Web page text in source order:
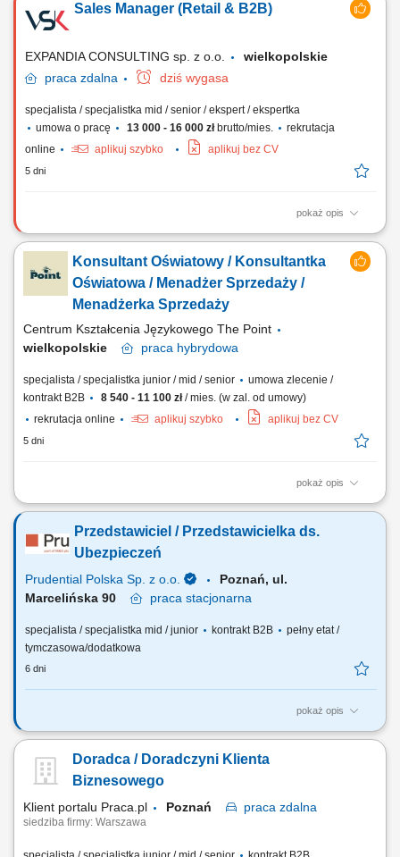
odpowiedzialnych za decyzje zakupowe; Prowadzenie rozmów
handlowych, spotkań oraz negocjacji z klientami; Identyfikacja potrzeb
Sales Manager (Retail & B2B)
EXPANDIA CONSULTING sp. z o.o.
wielkopolskie
praca zdalna dziś wygasa
specjalista / specjalistka mid / senior / ekspert / ekspertka
umowa o pracę
13 000 - 16 000 złbrutto/mies.
rekrutacja
online
aplikuj szybko aplikuj bez CV
5 dni
pokaż opis
Opis stanowiska rozwój sprzedaży na rynku polskim oraz wybranych
rynkach europejskich; aktywne pozyskiwanie nowych klientów oraz
rozwijanie współpracy z obecnymi partnerami biznesowymi;
prowadzenie negocjacji handlowych i przygotowywanie ofert; rozwój
współpracy z sieciami handlowymi oraz...
Konsultant Oświatowy / Konsultantka
Oświatowa / Menadżer Sprzedaży /
Menadżerka Sprzedaży
Centrum Kształcenia Językowego The Point
wielkopolskie
praca hybrydowa
specjalista / specjalistka junior / mid / senior
umowa zlecenie /
kontrakt B2B
8 540 - 11 100 zł/ mies. (w zal. od umowy)
rekrutacja online
aplikuj szybko aplikuj bez CV
5 dni
pokaż opis
Czym zajmuje się Konsultant Oświatowy / Konsultantka Oświatowa?
szkolnej/akademickiej na spotkaniach w placówkach oświatowych
umówionych przez The Point. Umawianiem i przeprowadzaniem
Przedstawiciel / Przedstawicielka ds.
Ubezpieczeń
Prudential Polska Sp. z o.o.
Poznań, ul.
Marcelińska 90
praca stacjonarna
specjalista / specjalistka mid / junior kontrakt B2B
pełny etat /
tymczasowa/dodatkowa
6 dni
pokaż opis
Twój zakres obowiązków: budowanie własnego biznesu przy wsparciu
organizacja własnej aktywności i kalendarza spotkań.
Doradca / Doradczyni Klienta
Biznesowego
Klient portalu Praca.pl Poznań praca zdalna
siedziba firmy: Warszawa